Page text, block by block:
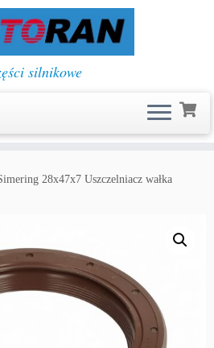
silnikowe
28x47x7 Uszczelniacz wałka